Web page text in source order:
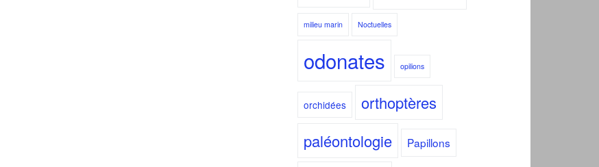
milieu marin Noctuelles
odonates opilions
orchidées
orthoptères
paléontologie
Papillons